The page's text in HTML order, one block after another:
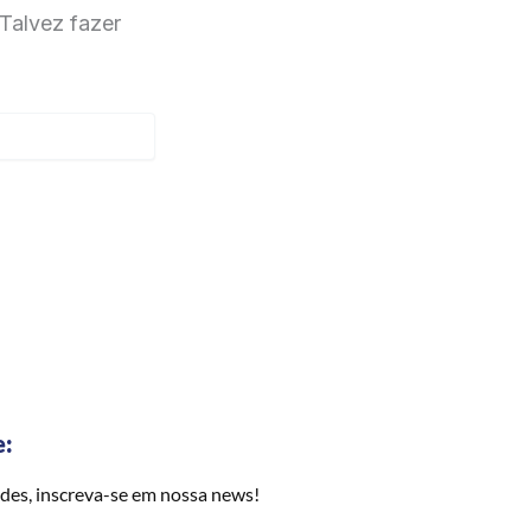
fazer
inscreva-se em nossa news!